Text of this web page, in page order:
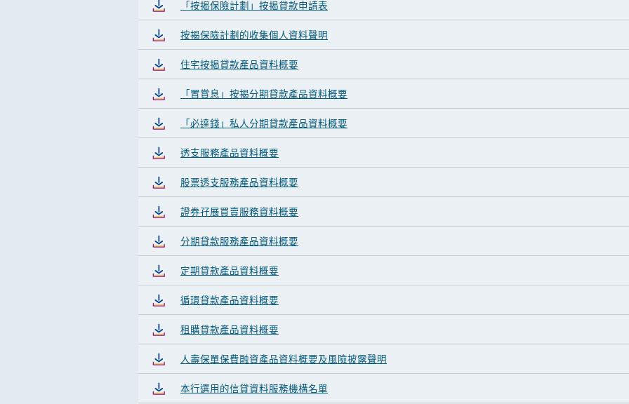
「按揭保險計劃」按揭貸款申請表
按揭保險計劃的收集個人資料聲明
住宅按揭貸款產品資料概要
「置賞息」按揭分期貸款產品資料概要
「必達錢」私人分期貸款產品資料概要
透支服務產品資料概要
股票透支服務產品資料概要
證券孖展買賣服務資料概要
分期貸款服務產品資料概要
定期貸款產品資料概要
循環貸款產品資料概要
租購貸款產品資料概要
人壽保單保費融資產品資料概要及風險披露聲明
本行選用的信貸資料服務機構名單